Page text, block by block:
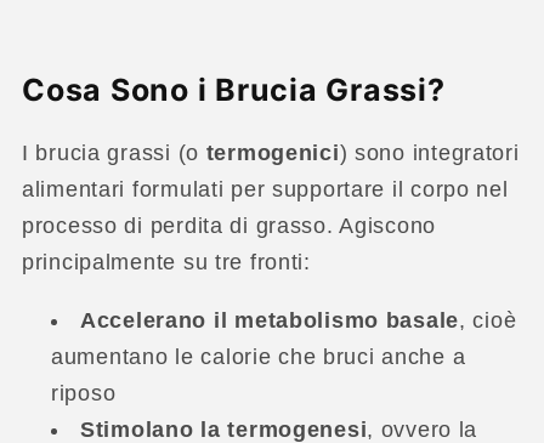
Cosa Sono i Brucia Grassi?
I brucia grassi (o termogenici) sono integratori
alimentari formulati per supportare il corpo nel
processo di perdita di grasso. Agiscono
principalmente su tre fronti:
Accelerano il metabolismo basale, cioè
aumentano le calorie che bruci anche a
riposo
Stimolano la termogenesi, ovvero la